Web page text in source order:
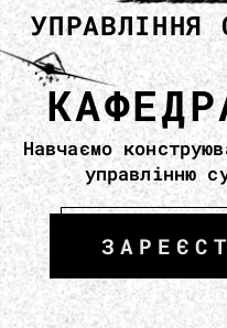
УПРАВЛІННЯ
Навчаємо
управлінню